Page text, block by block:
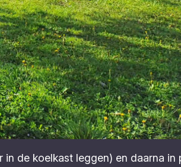
de koelkast leggen) en daarna in